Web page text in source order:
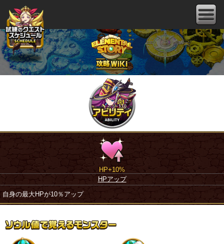
HP+10%
HPアップ
自身の最大HPが10％アップ